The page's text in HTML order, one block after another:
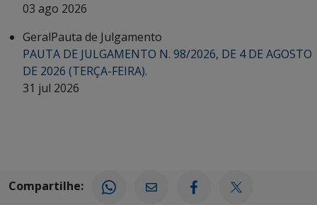
03 ago 2026
GeralPauta de Julgamento
PAUTA DE JULGAMENTO N. 98/2026, DE 4 DE AGOSTO
DE 2026 (TERÇA-FEIRA).
31 jul 2026
Compartilhe: